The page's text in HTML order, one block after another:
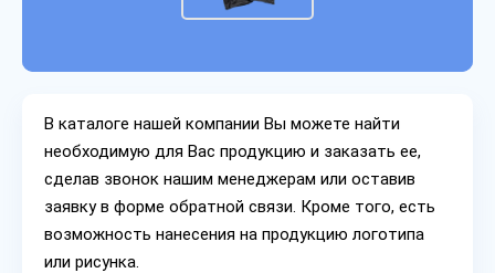
В каталоге нашей компании Вы можете найти
необходимую для Вас продукцию и заказать ее,
сделав звонок нашим менеджерам или оставив
заявку в форме обратной связи. Кроме того, есть
возможность нанесения на продукцию логотипа
или рисунка.